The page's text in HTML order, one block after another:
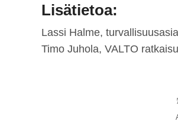
Lisätietoa:
Lassi Halme,
Timo Juhola, VALTO